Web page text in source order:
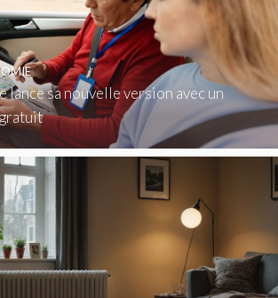
lance sa nouvelle version avec un